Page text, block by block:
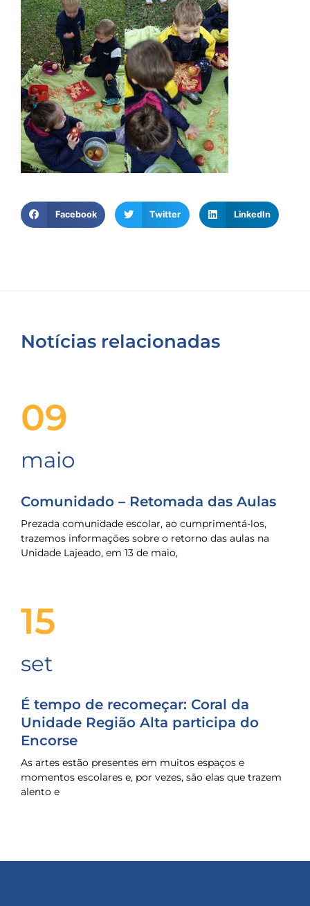
Facebook Twitter LinkedIn
Notícias relacionadas
09
maio
Comunidado – Retomada das Aulas
Prezada comunidade escolar, ao cumprimentá-los,
trazemos informações sobre o retorno das aulas na
Unidade Lajeado, em 13 de maio,
15
set
É tempo de recomeçar: Coral da
Unidade Região Alta participa do
Encorse
As artes estão presentes em muitos espaços e
momentos escolares e, por vezes, são elas que trazem
alento e